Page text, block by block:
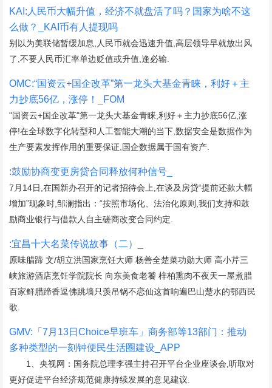
KAI:人民币大幅升值，经济不就盘活了吗？国家为啥不这
么做？_KAI币有人提现吗
别以为美联储暂缓加息,人民币就会迅速升值,高层领导早就放出风
了,不要人民币汇率单边贬值或升值,逢必输.
OMC:“国资云+国企改革”第一龙头大基金青睐，利好＋主
力抄底56亿，涨停！_FOM
"国资云+国企改革"第一龙头大基金青睐,利好＋主力抄底56亿,涨
停!在全球数字化转型和人工智能大潮的当下,数据安全是数据作为
生产要素发挥作用的重要保证,国企数据属于国有资产.
:鼓励协商变更房贷合同释放何种信号_
7月14日,在国新办召开的记者招待会上,在谈及房贷“提前还款大幅
增加”现象时,邹澜指出：“按照市场化、法治化原则,我们支持和鼓
励商业银行与借款人自主磋商改变合同约定.
:宜昌十大名菜传说故事（二）_
原味腊蹄 文/胡立洪国家烹饪大师 杨善全楚菜功勋大师 高小芹三
峡旅游酒店烹饪学院院长 向东美食老饕 梓柏熏肉不夜天一屋煮腊
百家鲜腊蹄香逗佛跳墙只羡吊锅不恋仙这首响遍巴山楚水的鄂西民
歌.
GMV:「7月13日Choice早班车」商务部等13部门：推动
多种类型的一刻钟便民生活圈建设_APP
1、央视网：国务院总理李强主持召开平台企业座谈会,听取对
更好促进平台经济规范健康持续发展的意见建议.